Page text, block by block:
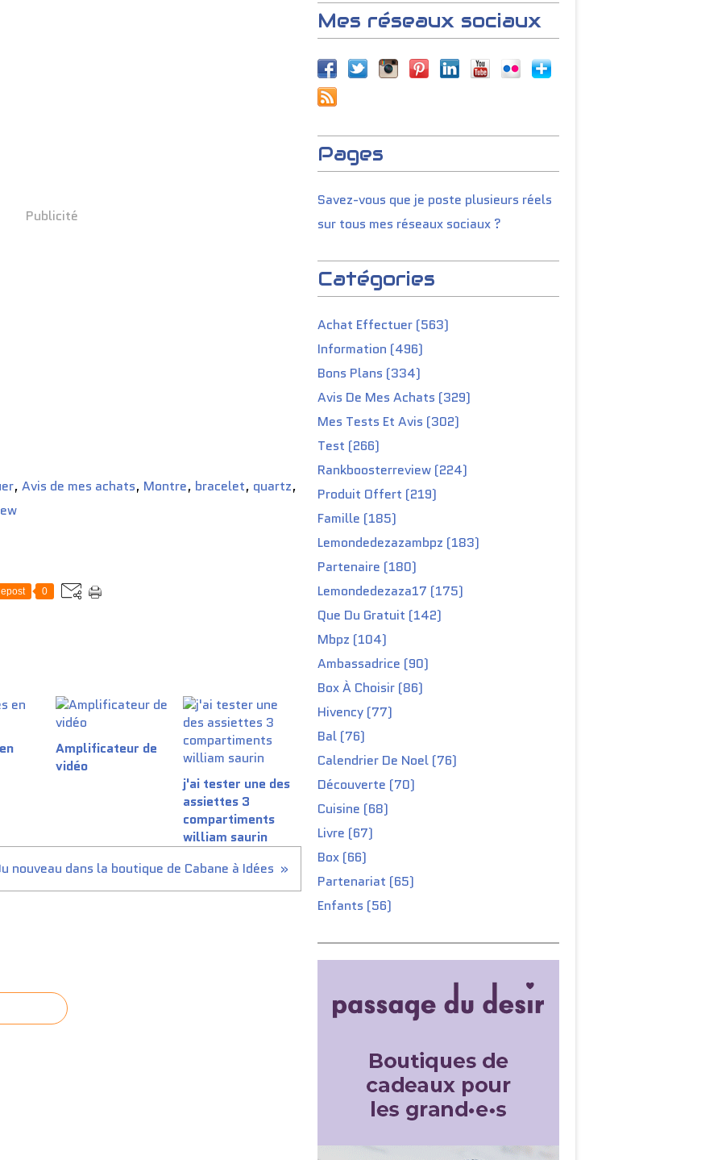
Publicité
, Avis de mes achats, Montre, bracelet, quartz,
0
Amplificateur de
vidéo
j'ai tester une des
assiettes 3
compartiments
william saurin
nouveau dans la boutique de Cabane à Idées
Mes réseaux sociaux
Pages
Savez-vous que je poste plusieurs réels
sur tous mes réseaux sociaux ?
Catégories
Achat Effectuer (563)
Information (496)
Bons Plans (334)
Avis De Mes Achats (329)
Mes Tests Et Avis (302)
Test (266)
Rankboosterreview (224)
Produit Offert (219)
Famille (185)
Lemondedezazambpz (183)
Partenaire (180)
Lemondedezaza17 (175)
Que Du Gratuit (142)
Mbpz (104)
Ambassadrice (90)
Box À Choisir (86)
Hivency (77)
Bal (76)
Calendrier De Noel (76)
Découverte (70)
Cuisine (68)
Livre (67)
Box (66)
Partenariat (65)
Enfants (56)